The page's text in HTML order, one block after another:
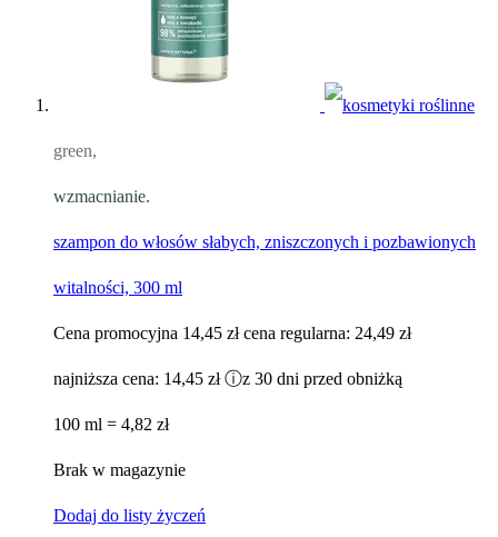
green,
wzmacnianie.
szampon do włosów słabych, zniszczonych i pozbawionych
witalności, 300 ml
Cena promocyjna 14,45 zł cena regularna: 24,49 zł
najniższa cena: 14,45 zł ⓘz 30 dni przed obniżką
100 ml = 4,82 zł
Brak w magazynie
Dodaj do listy życzeń